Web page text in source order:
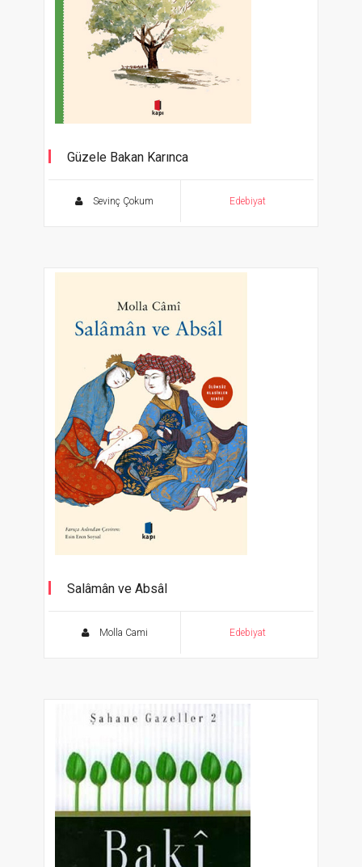
Güzele Bakan Karınca
Sevinç Çokum Edebiyat
Salâmân ve Absâl
Molla Cami Edebiyat